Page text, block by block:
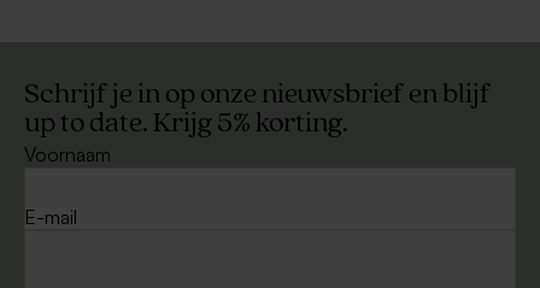
Schrijf je in op onze nieuwsbrief en blijf
up to date. Krijg 5% korting.
Voornaam
E-mail